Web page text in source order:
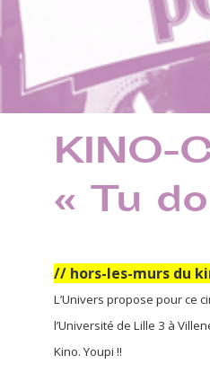
KINO-
« Tu
// hors-les-murs du
L’Univers propose pour ce
l’Université de Lille 3 à
Kino. Youpi !!